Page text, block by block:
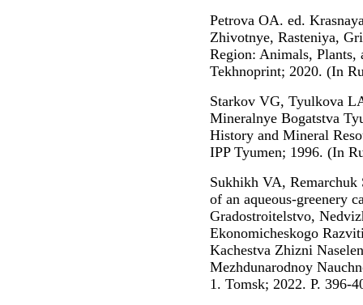
Petrova OA. ed.
Zhivotnye, Rasteniya,
Region: Animals,
Tekhnoprint; 2020. (In
Starkov VG, Tyulkova
Mineralnye Bogatstva
History and Mineral
IPP Tyumen; 1996. (In
Sukhikh VA,
of an aqueous-greenery
Gradostroitelstvo,
Ekonomicheskogo
Kachestva Zhizni
Mezhdunarodnoy
1. Tomsk; 2022. P. 396-